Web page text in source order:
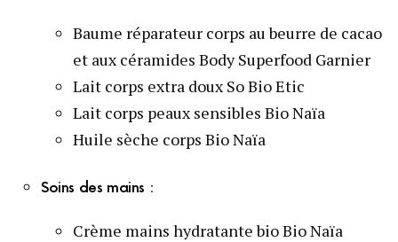
Baume réparateur corps au beurre de cacao
et aux céramides Body Superfood Garnier
Lait corps extra doux So Bio Etic
Lait corps peaux sensibles Bio Naïa
Huile sèche corps Bio Naïa
Soins des mains :
Crème mains hydratante bio Bio Naïa